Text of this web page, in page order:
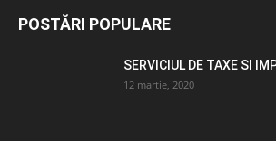
POSTĂRI POPULARE
SERVICIUL DE TAXE SI
12 martie, 2020